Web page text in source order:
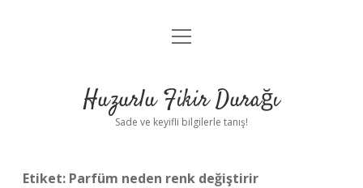
Anasayfa
Yasal Uyarı
menüyü
Huzurlu Fikir Durağı
Sade ve keyifli bilgilerle tanış!
Etiket: Parfüm neden renk değiştirir